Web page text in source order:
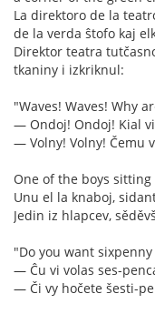
La direktoro de la
de la verda ŝtofo kaj
Direktor teatra
tkaniny i izkriknul:
"Waves! Waves! Why
— Ondoj! Ondoj! Kial
— Volny! Volny! Čemu
One of the boys
Unu el la knaboj,
Jedin iz hlapcev,
"Do you want
— Ĉu vi volas ses-
— Či vy hočete šesti-